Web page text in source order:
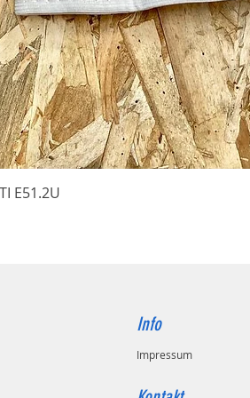
Schnellansicht
E51.2U
Info
Impressum